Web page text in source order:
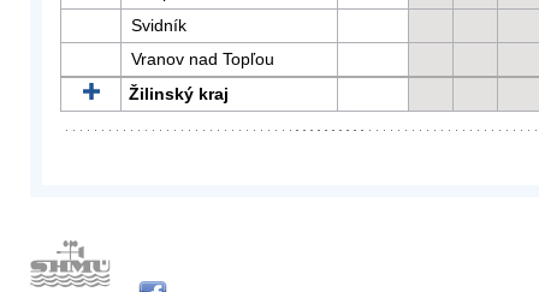
Svidník
Vranov nad Topľou
Žilinský kraj